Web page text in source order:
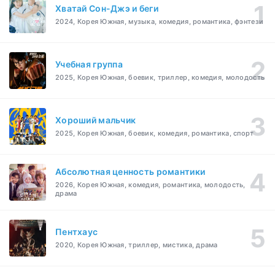
Хватай Сон-Джэ и беги
2024, Корея Южная, музыка, комедия, романтика, фэнтези
Учебная группа
2025, Корея Южная, боевик, триллер, комедия, молодость
Хороший мальчик
2025, Корея Южная, боевик, комедия, романтика, спорт
Абсолютная ценность романтики
2026, Корея Южная, комедия, романтика, молодость,
драма
Пентхаус
2020, Корея Южная, триллер, мистика, драма